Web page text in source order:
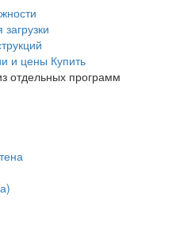
и цены Купить
отдельных программ